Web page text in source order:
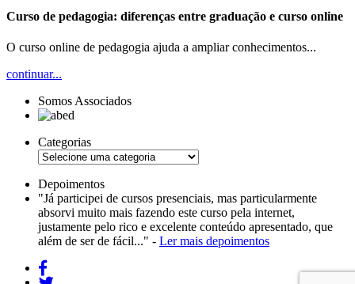
Curso de pedagogia: diferenças entre graduação e curso online
O curso online de pedagogia ajuda a ampliar conhecimentos...
continuar...
Somos Associados
Categorias
Depoimentos
"Já participei de cursos presenciais, mas particularmente
absorvi muito mais fazendo este curso pela internet,
justamente pelo rico e excelente conteúdo apresentado, que
além de ser de fácil..." - Ler mais depoimentos